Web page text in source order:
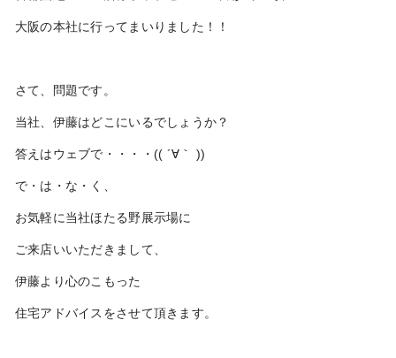
大阪の本社に行ってまいりました！！
さて、問題です。
当社、伊藤はどこにいるでしょうか？
答えはウェブで・・・・(( ´∀｀ ))
で・は・な・く、
お気軽に当社ほたる野展示場に
ご来店いいただきまして、
伊藤より心のこもった
住宅アドバイスをさせて頂きます。